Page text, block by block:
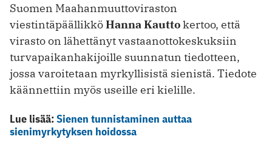
Suomen Maahanmuuttoviraston
viestintäpäällikköHanna Kauttokertoo, että
virasto on lähettänyt vastaanottokeskuksiin
turvapaikanhakijoille suunnatun tiedotteen,
jossa varoitetaan myrkyllisistä sienistä. Tiedote
käännettiin myös useille eri kielille.
Lue lisää:Sienen tunnistaminen auttaa
sienimyrkytyksen hoidossa